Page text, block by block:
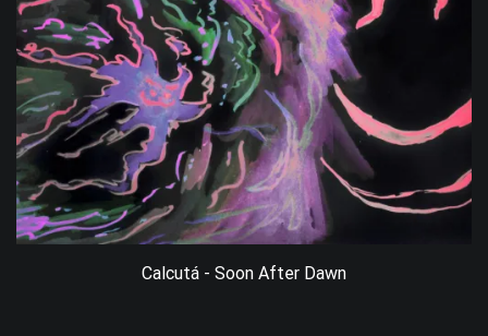
Calcutá - Soon After Dawn